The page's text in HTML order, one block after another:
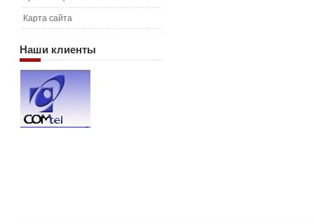
Карта сайта
Наши клиенты